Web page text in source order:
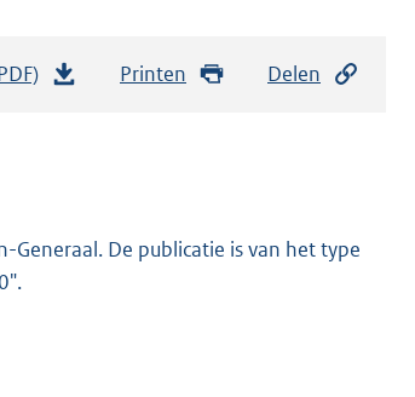
Printen Delen
De publicatie is van het type